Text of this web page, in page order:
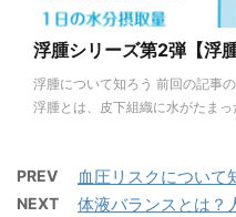
浮腫シリーズ第2弾【浮
浮腫について知ろう 前回の記事
浮腫とは、皮下組織に水がたま
PREV 血圧リスクについ
NEXT 体液バランスとは？